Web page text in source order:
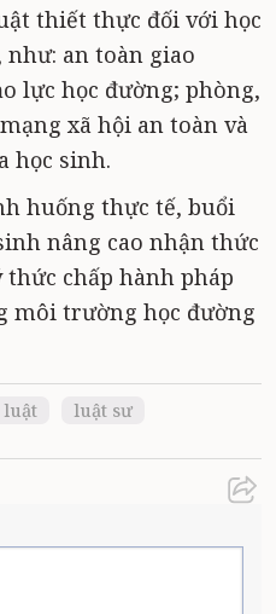
thiết thực đối với học
an toàn giao
lực học đường; phòng,
xã hội an toàn và
học sinh.
huống thực tế, buổi
nâng cao nhận thức
chấp hành pháp
môi trường học đường
luật
luật sư